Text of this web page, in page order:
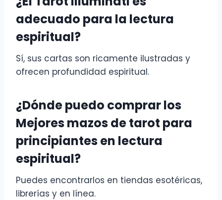
adecuado para la lectura
espiritual?
Sí, sus cartas son ricamente ilustradas y
ofrecen profundidad espiritual.
¿Dónde puedo comprar los
Mejores mazos de tarot para
principiantes en lectura
espiritual?
Puedes encontrarlos en tiendas esotéricas,
librerías y en línea.